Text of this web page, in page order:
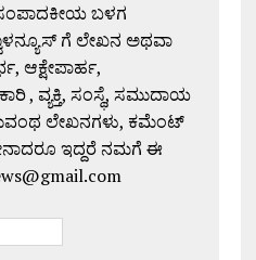
ಬಳಗ
ಗೆ ಲೇಖನ ಅಥವಾ
ಆಕ್ಷೇಪಾರ್ಹ,
, ವ್ಯಕ್ತಿ, ಸಂಸ್ಥೆ, ಸಮುದಾಯ
ಲೇಖನಗಳು, ಕಮೆಂಟ್
ಇದ್ದರೆ ನಮಗೆ ಈ